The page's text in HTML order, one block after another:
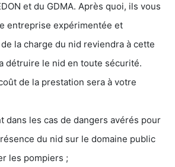
et du GDMA. Après quoi, ils vous
entreprise expérimentée et
la charge du nid reviendra à cette
détruire le nid en toute sécurité.
de la prestation sera à votre
dans les cas de dangers avérés pour
du nid sur le domaine public
les pompiers ;